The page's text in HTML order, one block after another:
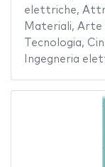
elettriche,
Materiali, Arte
Tecnologia,
Ingegneria